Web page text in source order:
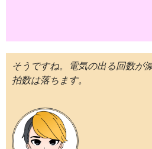
そうですね。電気の出る回数が
拍数は落ちます。